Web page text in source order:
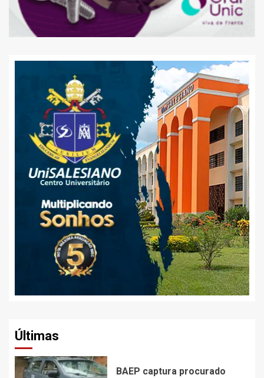
Últimas
BAEP captura procurado